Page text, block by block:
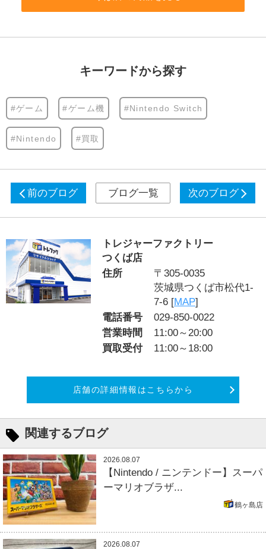
キーワードから探す
#ゲーム #ゲーム機 #Nintendo Switch
#Nintendo #買取
前のブログ ブログ一覧 次のブログ
トレジャーファクトリー
つくば店
住所
〒305-0035
茨城県つくば市松代1-
7-6 [MAP]
電話番号
029-850-0022
営業時間
11:00～20:00
買取受付
11:00～18:00
店舗の詳細情報はこちらから
関連するブログ
2026.08.07
【Nintendo / ニンテンドー】スーパ
ーマリオブラザ...
鶴ヶ島店
2026.08.07